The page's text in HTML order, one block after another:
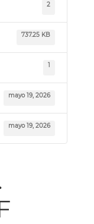
2
737.25 KB
1
mayo 19, 2026
mayo 19, 2026